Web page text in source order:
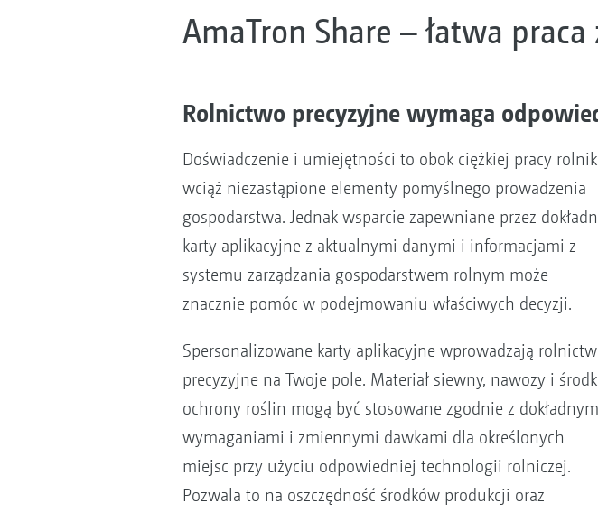
AmaTron Share – łatwa
Rolnictwo precyzyjne wymaga
Doświadczenie i umiejętności to obok ciężkiej pracy
wciąż niezastąpione elementy pomyślnego prowadzenia
gospodarstwa. Jednak wsparcie zapewniane przez
karty aplikacyjne z aktualnymi danymi i informacjami z
systemu zarządzania gospodarstwem rolnym może
znacznie pomóc w podejmowaniu właściwych decyzji.
Spersonalizowane karty aplikacyjne wprowadzają
precyzyjne na Twoje pole. Materiał siewny, nawozy i
ochrony roślin mogą być stosowane zgodnie z
wymaganiami i zmiennymi dawkami dla określonych
miejsc przy użyciu odpowiedniej technologii rolniczej.
Pozwala to na oszczędność środków produkcji oraz